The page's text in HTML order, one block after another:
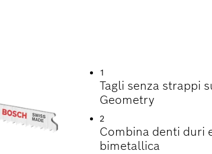
1
Tagli senza strappi
Geometry
2
Combina denti duri
bimetallica